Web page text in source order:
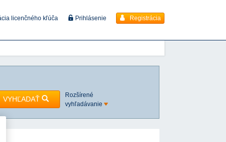
licenčného kľúča Prihlásenie Registrácia
VYHĽADAŤ
Rozšírené
vyhľadávanie